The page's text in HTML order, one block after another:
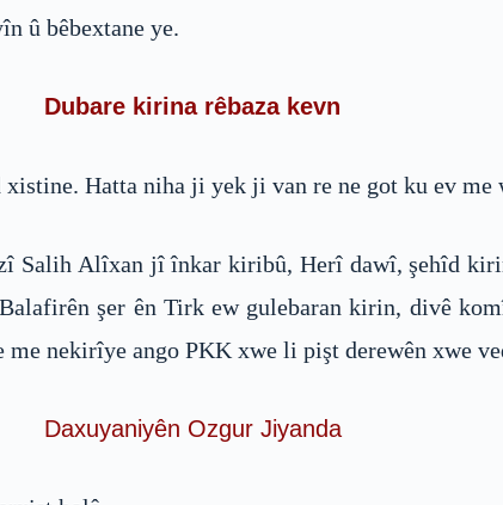
û bêbextane ye.
Dubare kirina rêbaza kevn
Hatta niha ji yek ji van re ne got ku ev
Salih Alîxan jî înkar kiribû, Herî dawî, şehîd
şer ên Tirk ew gulebaran kirin, divê
nekirîye ango PKK xwe li pişt derewên xwe
Daxuyaniyên Ozgur Jiyanda